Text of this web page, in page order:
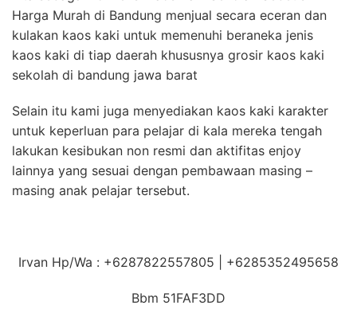
Harga Murah di Bandung menjual secara eceran dan
kulakan kaos kaki untuk memenuhi beraneka jenis
kaos kaki di tiap daerah khususnya grosir kaos kaki
sekolah di bandung jawa barat
Selain itu kami juga menyediakan kaos kaki karakter
untuk keperluan para pelajar di kala mereka tengah
lakukan kesibukan non resmi dan aktifitas enjoy
lainnya yang sesuai dengan pembawaan masing –
masing anak pelajar tersebut.
Irvan Hp/Wa : +6287822557805 | +6285352495658
Bbm 51FAF3DD